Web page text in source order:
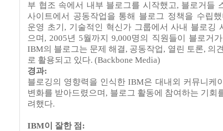
부 협조 속에서 내부 블로그를 시작했고, 블로거들
사이트에서 공동작업을 통해 블로그 정책을 수립
운영 초기, 기술적인 혁신가 그룹에서 사내 블로깅
으며, 2005년 5월까지 9,000명의 직원들이 블로거
IBM의 블로그는 문제 해결, 공동작업, 열린 토론, 의
로 활용되고 있다. (Backbone Media)
경과:
블로깅의 영향력을 인식한 IBM은 대내외 커뮤니케
변화를 받아드렸으며, 블로그 활동에 참여하는 기회
려했다.
IBM이 잘한 점: